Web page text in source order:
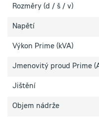
Rozměry (d / š / v)
Napětí
Výkon Prime (kVA)
Jmenovitý proud Prime
Jištění
Objem nádrže